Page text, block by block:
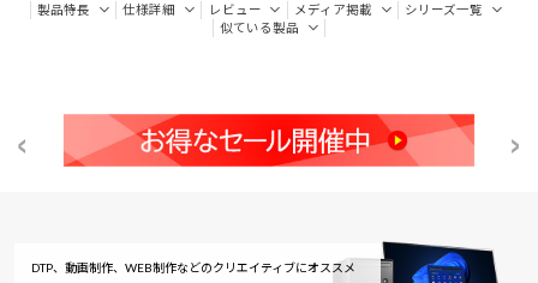
製品特長 仕様詳細 レビュー メディア掲載
シリーズ一覧
似ている製品
DTP、動画制作、WEB制作などのクリエイティブにオススメ